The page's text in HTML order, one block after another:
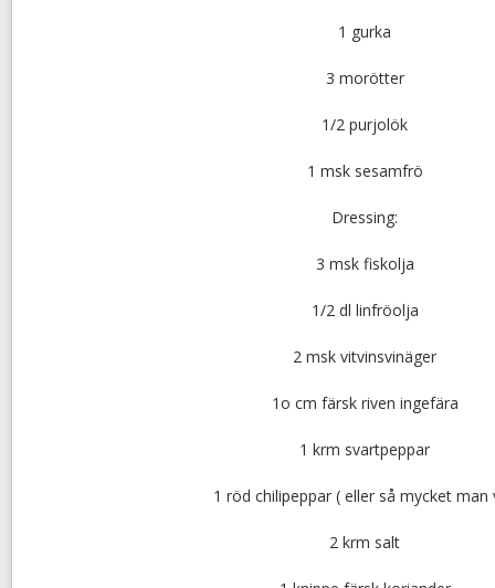
1 gurka
3 morötter
1/2 purjolök
1 msk sesamfrö
Dressing:
3 msk fiskolja
1/2 dl linfröolja
2 msk vitvinsvinäger
1o cm färsk riven ingefära
1 krm svartpeppar
1 röd chilipeppar ( eller så mycket man
2 krm salt